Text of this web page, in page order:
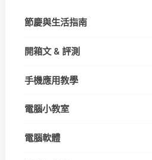
節慶與生活指南
開箱文 & 評測
手機應用教學
電腦小教室
電腦軟體